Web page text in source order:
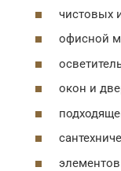
чистовых
офисной
окон и